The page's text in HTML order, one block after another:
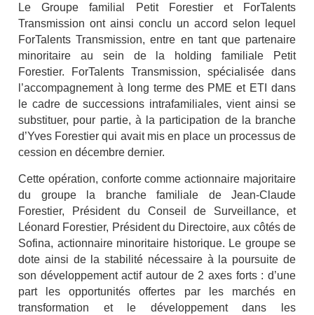
Le Groupe familial Petit Forestier et ForTalents
Transmission ont ainsi conclu un accord selon lequel
ForTalents Transmission, entre en tant que partenaire
minoritaire au sein de la holding familiale Petit
Forestier. ForTalents Transmission, spécialisée dans
l’accompagnement à long terme des PME et ETI dans
le cadre de successions intrafamiliales, vient ainsi se
substituer, pour partie, à la participation de la branche
d’Yves Forestier qui avait mis en place un processus de
cession en décembre dernier.
Cette opération, conforte comme actionnaire majoritaire
du groupe la branche familiale de Jean-Claude
Forestier, Président du Conseil de Surveillance, et
Léonard Forestier, Président du Directoire, aux côtés de
Sofina, actionnaire minoritaire historique. Le groupe se
dote ainsi de la stabilité nécessaire à la poursuite de
son développement actif autour de 2 axes forts : d’une
part les opportunités offertes par les marchés en
transformation et le développement dans les